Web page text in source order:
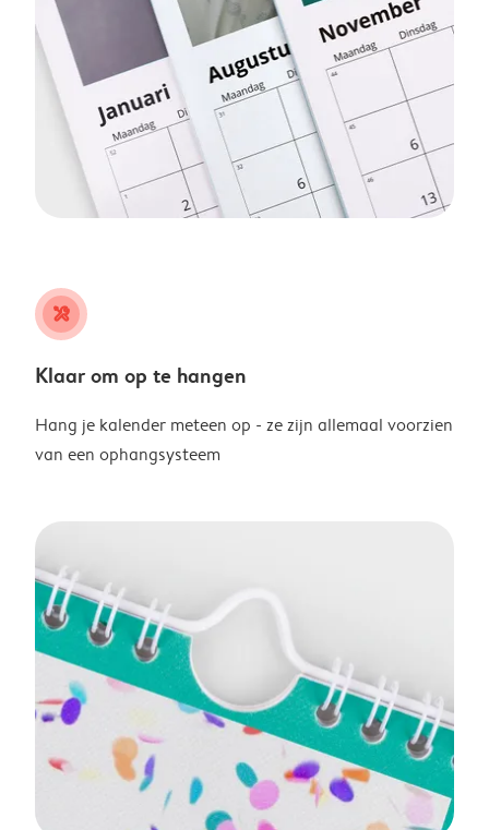
tools
Klaar om op te hangen
Hang je kalender meteen op - ze zijn allemaal voorzien
van een ophangsysteem